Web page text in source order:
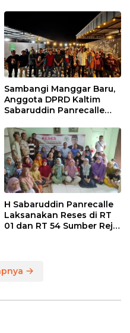
Sambangi Manggar Baru,
Anggota DPRD Kaltim
Sabaruddin Panrecalle
Balikpapan
H Sabaruddin Panrecalle
Laksanakan Reses di RT
01 dan RT 54 Sumber Rejo